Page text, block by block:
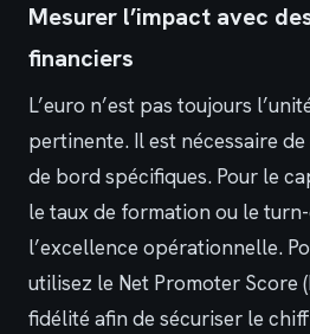
Mesurer l’impact avec
financiers
L’euro n’est pas toujours
pertinente. Il est nécessaire
de bord spécifiques. Pour le
le taux de formation ou le
l’excellence opérationnelle.
utilisez le Net Promoter Score
fidélité afin de sécuriser le